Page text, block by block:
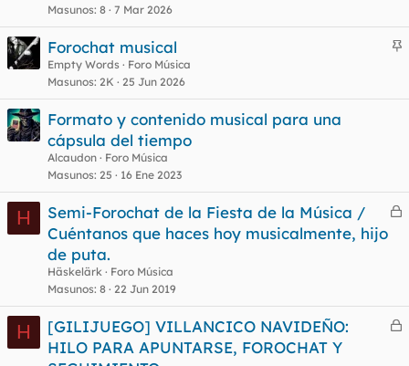
Masunos 8 7 Mar 2026
l
Forochat musical
Empty Words
Foro Música
Masunos 2K 25 Jun 2026
Formato y contenido musical para una
cápsula del tiempo
Alcaudon
Foro Música
Masunos 25 16 Ene 2023
H
C
d
o
Semi-Forochat de la Fiesta de la Música /
Cuéntanos que haces hoy musicalmente, hijo
de puta.
Häskelärk
Foro Música
Masunos 8 22 Jun 2019
H
C
[GILIJUEGO] VILLANCICO NAVIDEÑO:
HILO PARA APUNTARSE, FOROCHAT Y